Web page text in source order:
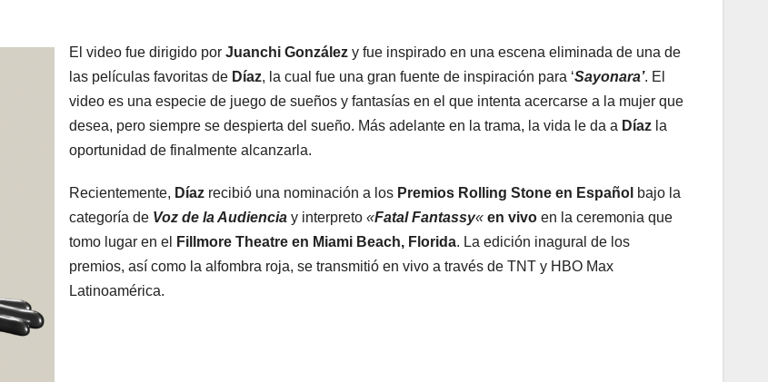
El video fue dirigido por Juanchi González y fue inspirado en una escena eliminada de una de
las películas favoritas de Díaz, la cual fue una gran fuente de inspiración para ‘Sayonara’. El
video es una especie de juego de sueños y fantasías en el que intenta acercarse a la mujer que
desea, pero siempre se despierta del sueño. Más adelante en la trama, la vida le da a Díaz la
oportunidad de finalmente alcanzarla.
Recientemente, Díaz recibió una nominación a los Premios Rolling Stone en Español bajo la
categoría de Voz de la Audiencia y interpreto «Fatal Fantassy« en vivo en la ceremonia que
tomo lugar en el
Fillmore Theatre en Miami Beach, Florida. La edición inagural de los
premios, así como la alfombra roja, se transmitió en vivo a través de TNT y HBO Max
Latinoamérica.